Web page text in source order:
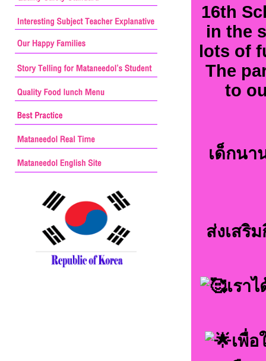
16th
in the
lots of
The
to
เด็กนา
ส่งเสริ
เรา
เพื่